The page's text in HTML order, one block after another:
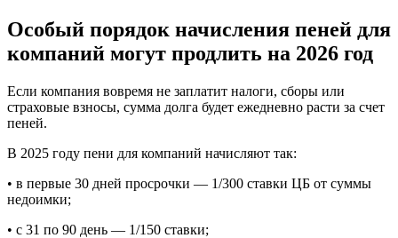
Особый порядок начисления пеней для
компаний могут продлить на 2026 год
Если компания вовремя не заплатит налоги, сборы или
страховые взносы, сумма долга будет ежедневно расти за счет
пеней.
В 2025 году пени для компаний начисляют так:
• в первые 30 дней просрочки — 1/300 ставки ЦБ от суммы
недоимки;
• с 31 по 90 день — 1/150 ставки;